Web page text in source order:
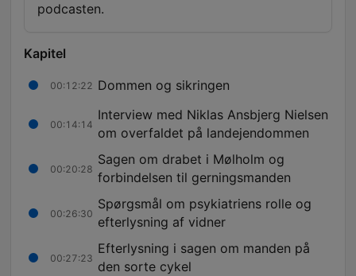
podcasten.
Kapitel
00:12:22 Dommen og sikringen
00:14:14
Interview med Niklas Ansbjerg Nielsen
om overfaldet på landejendommen
00:20:28
Sagen om drabet i Mølholm og
forbindelsen til gerningsmanden
00:26:30
Spørgsmål om psykiatriens rolle og
efterlysning af vidner
00:27:23
Efterlysning i sagen om manden på
den sorte cykel